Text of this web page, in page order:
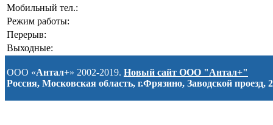
Мобильный тел.:
Режим работы:
Перерыв:
Выходные:
ООО «Антал+» 2002-2019. Новый сайт ООО "Антал+"
Россия, Московская область, г.Фрязино, Заводской проезд, 2